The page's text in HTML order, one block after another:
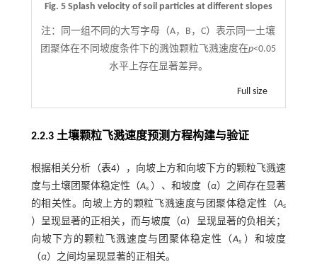
Fig. 5 Splash velocity of soil particles at different slopes
注：
同一组不同的大写字母（A，B，C）表示同一土壤
团聚体在不同坡度条件下的溅蚀颗粒飞溅速度在p<0.05
水平上存在显著差异。
Full size
2.2.3 土壤颗粒飞溅速度预测方程构建与验证
根据相关分析（表4），向坡上方和向坡下方的颗粒飞溅速
度与土壤团聚体稳定性（As ）、和坡度（α）之间存在显著
的相关性。向坡上方的颗粒飞溅速度与团聚体稳定性（As
）呈现显著的正相关，而与坡度（α）呈现显著的负相关；
向坡下方的颗粒飞溅速度与团聚体稳定性（As ）和坡度
（α）之间均呈现显著的正相关。